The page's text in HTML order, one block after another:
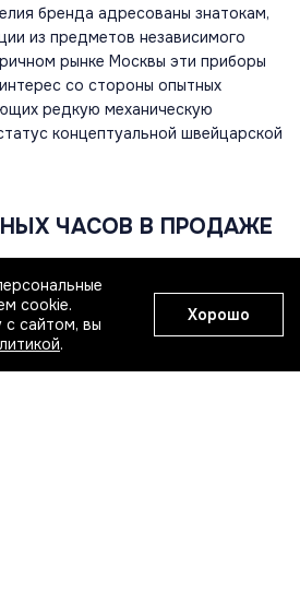
бренда адресованы знатокам,
из предметов независимого
рынке Москвы эти приборы
со стороны опытных
редкую механическую
концептуальной швейцарской
ЧАСОВ В ПРОДАЖЕ
B C D F G H
Adatte Design
cookie.
сайтом, вы
.
Хорошо